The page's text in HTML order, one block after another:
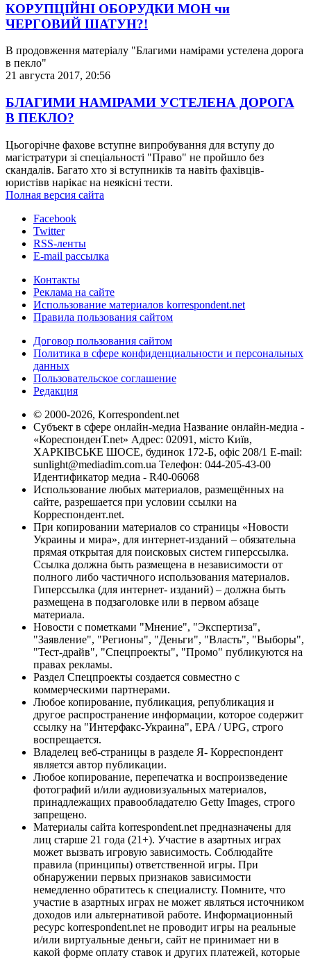
КОРУПЦІЙНІ ОБОРУДКИ МОН чи
ЧЕРГОВИЙ ШАТУН?!
В продовження матеріалу "Благими намірами устелена дорога
в пекло"
21 августа 2017, 20:56
БЛАГИМИ НАМІРАМИ УСТЕЛЕНА ДОРОГА
В ПЕКЛО?
Цьогорічне фахове вступне випробування для вступу до
магістратури зі спеціальності "Право" не пройшло без
скандалів. Багато хто зі вступників та навіть фахівців-
юристівв нарікає на неякісні тести.
Полная версия сайта
Facebook
Twitter
RSS-ленты
E-mail рассылка
Контакты
Реклама на сайте
Использование материалов korrespondent.net
Правила пользования сайтом
Договор пользования сайтом
Политика в сфере конфиденциальности и персональных
данных
Пользовательское соглашение
Редакция
© 2000-2026, Korrespondent.net
Субъект в сфере онлайн-медиа Название онлайн-медиа -
«КореспонденТ.net» Адрес: 02091, місто Київ,
ХАРКІВСЬКЕ ШОСЕ, будинок 172-Б, офіс 208/1 E-mail:
sunlight@mediadim.com.ua Телефон: 044-205-43-00
Идентификатор медиа - R40-06068
Использование любых материалов, размещённых на
сайте, разрешается при условии ссылки на
Корреспондент.net.
При копировании материалов со страницы «Новости
Украины и мира», для интернет-изданий – обязательна
прямая открытая для поисковых систем гиперссылка.
Ссылка должна быть размещена в независимости от
полного либо частичного использования материалов.
Гиперссылка (для интернет- изданий) – должна быть
размещена в подзаголовке или в первом абзаце
материала.
Новости с пометками "Мнение", "Экспертиза",
"Заявление", "Регионы", "Деньги", "Власть", "Выборы",
"Тест-драйв", "Спецпроекты", "Промо" публикуются на
правах рекламы.
Раздел Спецпроекты создается совместно с
коммерческими партнерами.
Любое копирование, публикация, републикация и
другое распространение информации, которое содержит
ссылку на "Интерфакс-Украина", EPA / UPG, строго
воспрещается.
Владелец веб-страницы в разделе Я- Корреспондент
является автор публикации.
Любое копирование, перепечатка и воспроизведение
фотографий и/или аудиовизуальных материалов,
принадлежащих правообладателю Getty Images, строго
запрещено.
Материалы сайта korrespondent.net предназначены для
лиц старше 21 года (21+). Участие в азартных играх
может вызвать игровую зависимость. Соблюдайте
правила (принципы) ответственной игры. При
обнаружении первых признаков зависимости
немедленно обратитесь к специалисту. Помните, что
участие в азартных играх не может являться источником
доходов или альтернативой работе. Информационный
ресурс korrespondent.net не проводит игры на реальные
и/или виртуальные деньги, сайт не принимает ни в
какой форме оплату ставок и других платежей, которые